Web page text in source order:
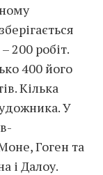
200 робіт.
400 його
Кілька
У
Гоген та
і Далоу.